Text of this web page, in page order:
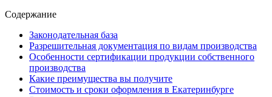
Содержание
Законодательная база
Разрешительная документация по видам производства
Особенности сертификации продукции собственного
производства
Какие преимущества вы получите
Стоимость и сроки оформления в Екатеринбурге